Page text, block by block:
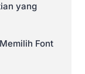
yang
Font